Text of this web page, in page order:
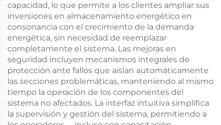
capacidad, lo que permite a los clientes ampliar sus
inversiones en almacenamiento energético en
consonancia con el crecimiento de la demanda
energética, sin necesidad de reemplazar
completamente el sistema. Las mejoras en
seguridad incluyen mecanismos integrales de
protección ante fallos que aíslan automáticamente
las secciones problemáticas, manteniendo al mismo
tiempo la operación de los componentes del
sistema no afectados. La interfaz intuitiva simplifica
la supervisión y gestión del sistema, permitiendo a